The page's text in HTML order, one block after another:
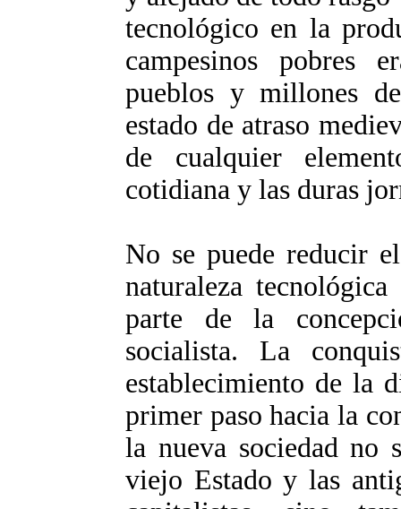
tecnológico en la
campesinos pobres
pueblos y millones
estado de atraso
de cualquier
cotidiana y las duras
No se puede reducir
naturaleza
parte de la
socialista. La
establecimiento de la
primer paso hacia la
la nueva sociedad no
viejo Estado y las